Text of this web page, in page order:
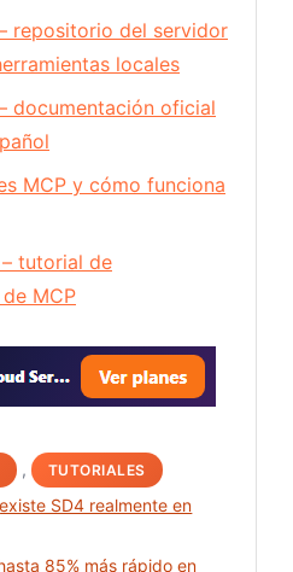
repositorio del servidor
locales
documentación oficial
MCP y cómo funciona
tutorial de
MCP
, TUTORIALES
SD4 realmente en
85% más rápido en